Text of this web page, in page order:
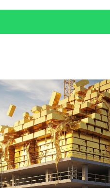
y no sustituye asesoría